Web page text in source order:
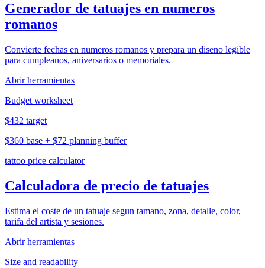
Generador de tatuajes en numeros
romanos
Convierte fechas en numeros romanos y prepara un diseno legible
para cumpleanos, aniversarios o memoriales.
Abrir herramientas
Budget worksheet
$432 target
$360 base + $72 planning buffer
tattoo price calculator
Calculadora de precio de tatuajes
Estima el coste de un tatuaje segun tamano, zona, detalle, color,
tarifa del artista y sesiones.
Abrir herramientas
Size and readability